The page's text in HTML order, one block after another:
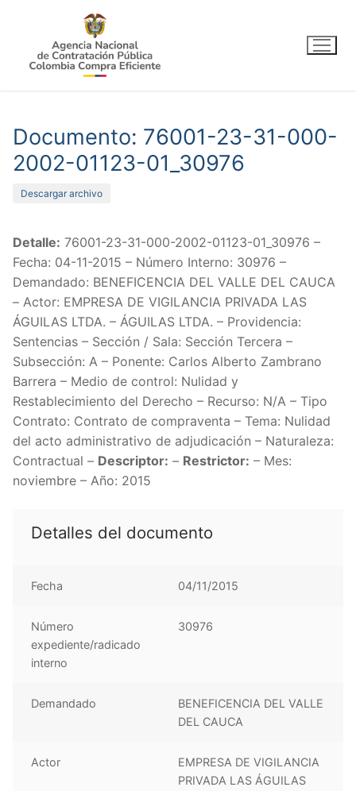
contenido
Documento: 76001-23-31-000-
2002-01123-01_30976
Descargar archivo
Detalle: 76001-23-31-000-2002-01123-01_30976 –
Fecha: 04-11-2015 – Número Interno: 30976 –
Demandado: BENEFICENCIA DEL VALLE DEL CAUCA
– Actor: EMPRESA DE VIGILANCIA PRIVADA LAS
ÁGUILAS LTDA. – ÁGUILAS LTDA. – Providencia:
Sentencias – Sección / Sala: Sección Tercera –
Subsección: A – Ponente: Carlos Alberto Zambrano
Barrera – Medio de control: Nulidad y
Restablecimiento del Derecho – Recurso: N/A – Tipo
Contrato: Contrato de compraventa – Tema: Nulidad
del acto administrativo de adjudicación – Naturaleza:
Contractual – Descriptor: – Restrictor: – Mes:
noviembre – Año: 2015
Detalles del documento
Fecha 04/11/2015
Número
expediente/radicado
interno
30976
Demandado
BENEFICENCIA DEL VALLE
DEL CAUCA
Actor
EMPRESA DE VIGILANCIA
PRIVADA LAS ÁGUILAS